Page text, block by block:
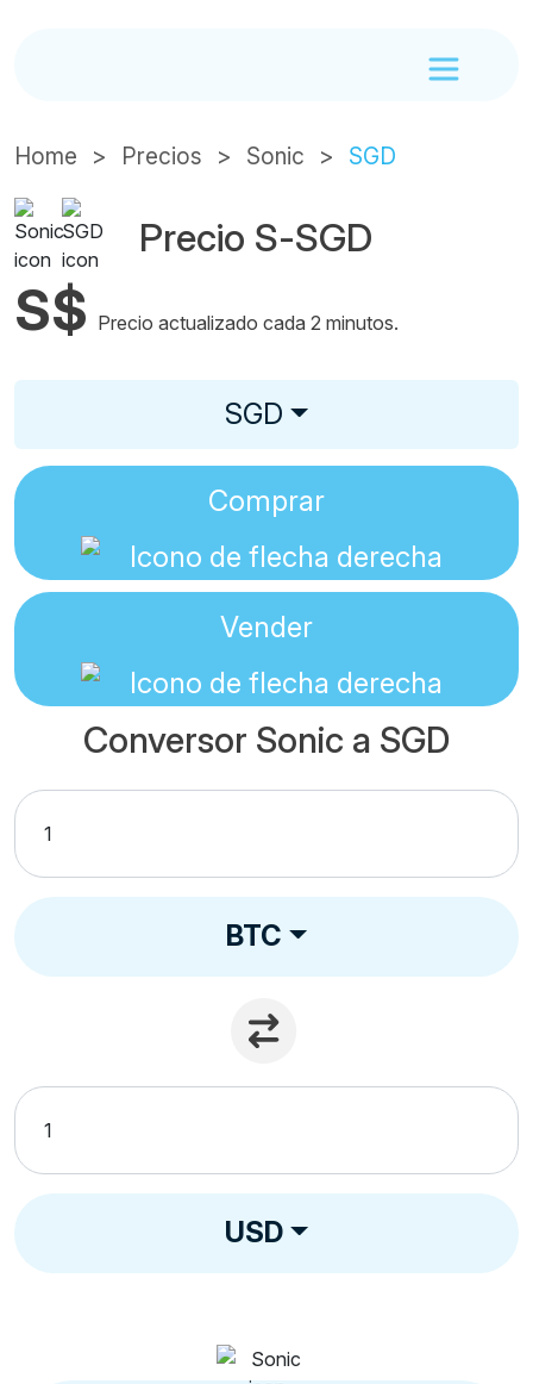
Home Precios Sonic SGD
Precio S-SGD
S$ Precio actualizado cada 2 minutos.
SGD
Comprar
Vender
Conversor Sonic a SGD
BTC
USD